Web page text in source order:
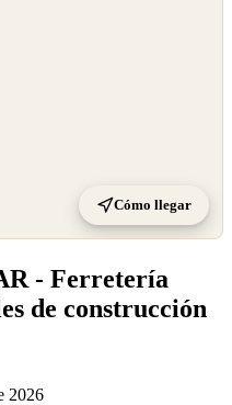
Cómo llegar
- Ferretería
de construcción
2026